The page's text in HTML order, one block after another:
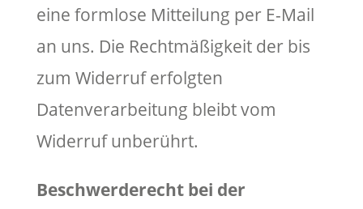
eine formlose Mitteilung per E-Mail
an uns. Die Rechtmäßigkeit der bis
zum Widerruf erfolgten
Datenverarbeitung bleibt vom
Widerruf unberührt.
Beschwerderecht bei der